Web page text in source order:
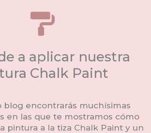
a aplicar nuestra
Chalk Paint
blog encontrarás muchísimas
en las que te mostramos cómo
pintura a la tiza Chalk Paint y un